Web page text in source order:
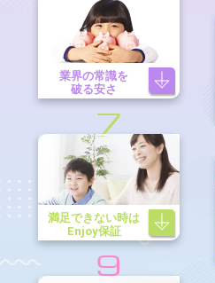
業界の常識を
破る安さ
7
満足できない時は
Enjoy保証
9